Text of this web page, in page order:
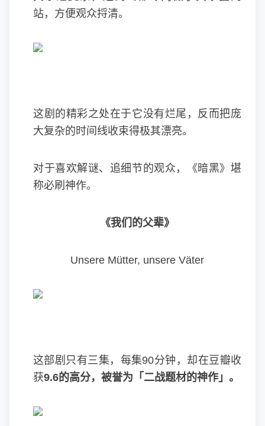
站，方便观众捋清。
这剧的精彩之处在于它没有烂尾，反而把庞
大复杂的时间线收束得极其漂亮。
对于喜欢解谜、追细节的观众，《暗黑》堪
称必刷神作。
《我们的父辈》
Unsere Mütter, unsere Väter
这部剧只有三集，每集90分钟，却在豆瓣收
获9.6的高分，被誉为「二战题材的神作」。